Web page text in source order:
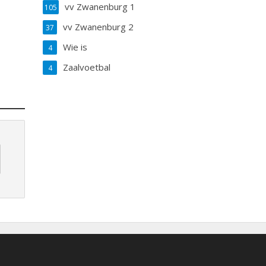
vv Zwanenburg 1
105
vv Zwanenburg 2
37
Wie is
4
Zaalvoetbal
4